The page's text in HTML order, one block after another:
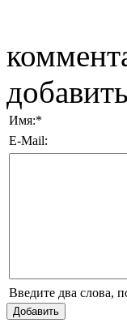
Имя:*
E-Mail:
Введите два слова,